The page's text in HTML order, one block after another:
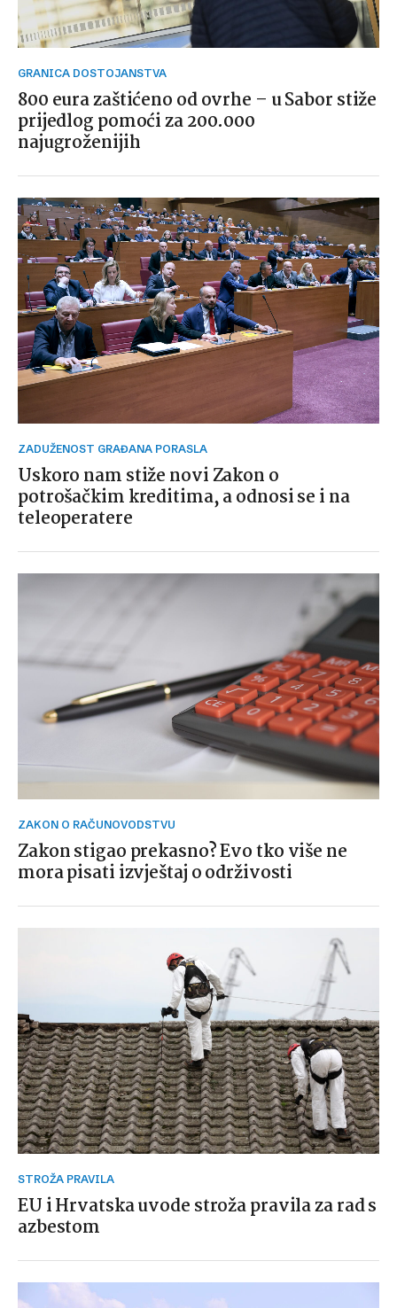
GRANICA DOSTOJANSTVA
800 eura zaštićeno od ovrhe – u Sabor stiže
prijedlog pomoći za 200.000
najugroženijih
ZADUŽENOST GRAĐANA PORASLA
Uskoro nam stiže novi Zakon o
potrošačkim kreditima, a odnosi se i na
teleoperatere
ZAKON O RAČUNOVODSTVU
Zakon stigao prekasno? Evo tko više ne
mora pisati izvještaj o održivosti
STROŽA PRAVILA
EU i Hrvatska uvode stroža pravila za rad s
azbestom